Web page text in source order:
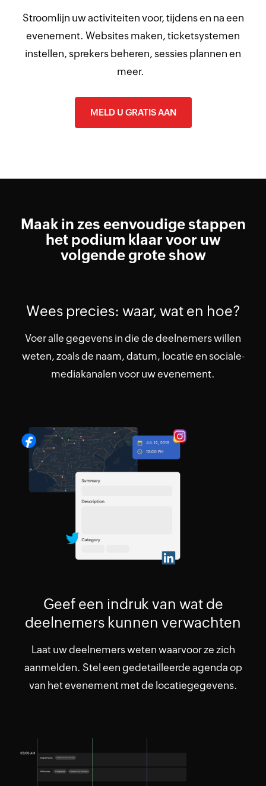
Stroomlijn uw activiteiten voor, tijdens en na een
evenement. Websites maken, ticketsystemen
instellen, sprekers beheren, sessies plannen en
meer.
MELD U GRATIS AAN
Maak in zes eenvoudige stappen
het podium klaar voor uw
volgende grote show
Wees precies: waar, wat en hoe?
Voer alle gegevens in die de deelnemers willen
weten, zoals de naam, datum, locatie en sociale-
mediakanalen voor uw evenement.
Geef een indruk van wat de
deelnemers kunnen verwachten
Laat uw deelnemers weten waarvoor ze zich
aanmelden. Stel een gedetailleerde agenda op
van het evenement met de locatiegegevens.